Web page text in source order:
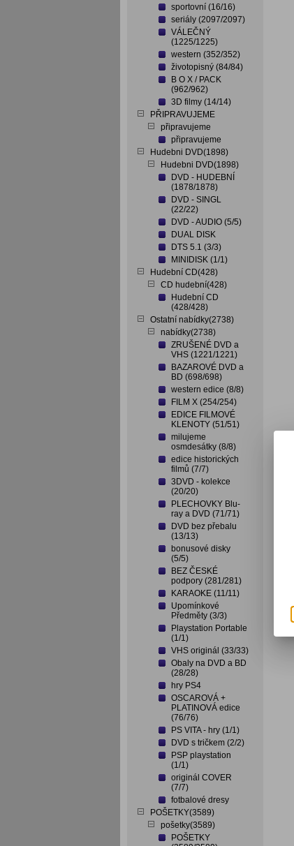
sportovní (16/16)
seriály (2097/2097)
VÁLEČNÝ
(1225/1225)
western (352/352)
životopisný (84/84)
B O X / PACK
(962/962)
3D filmy (14/14)
PŘIPRAVUJEME
připravujeme
připravujeme
Hudebni DVD(1898)
Hudebni DVD(1898)
DVD - HUDEBNÍ
(1878/1878)
DVD - SINGL
(22/22)
DVD - AUDIO (5/5)
DUAL DISK
DTS 5.1 (3/3)
MINIDISK (1/1)
Hudební CD(428)
CD hudební(428)
Hudební CD
(428/428)
Ostatní nabídky(2738)
nabídky(2738)
ZRUŠENÉ DVD a
VHS (1221/1221)
BAZAROVÉ DVD a
BD (698/698)
western edice (8/8)
FILM X (254/254)
EDICE FILMOVÉ
KLENOTY (51/51)
milujeme
osmdesátky (8/8)
edice historických
filmů (7/7)
3DVD - kolekce
(20/20)
PLECHOVKY Blu-
ray a DVD (71/71)
DVD bez přebalu
(13/13)
bonusové disky
(5/5)
BEZ ČESKÉ
podpory (281/281)
KARAOKE (11/11)
Upomínkové
Předměty (3/3)
Playstation Portable
(1/1)
VHS originál (33/33)
Obaly na DVD a BD
(28/28)
hry PS4
OSCAROVÁ +
PLATINOVÁ edice
(76/76)
PS VITA - hry (1/1)
DVD s tričkem (2/2)
PSP playstation
(1/1)
originál COVER
(7/7)
fotbalové dresy
POŠETKY(3589)
pošetky(3589)
POŠETKY